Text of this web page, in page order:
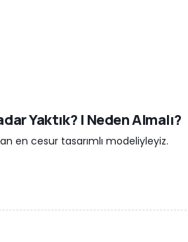
Yaktık? | Neden Almalı?
en cesur tasarımlı modeliyleyiz.